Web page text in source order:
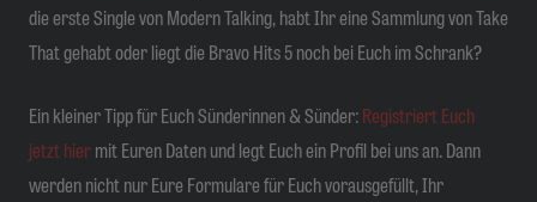
die erste Single von Modern Talking, habt Ihr eine Sammlung von Take
That gehabt oder liegt die Bravo Hits 5 noch bei Euch im Schrank?
Ein kleiner Tipp für Euch Sünderinnen & Sünder:Registriert Euch
jetzt hiermit Euren Daten und legt Euch ein Profil bei uns an. Dann
werden nicht nur Eure Formulare für Euch vorausgefüllt, Ihr